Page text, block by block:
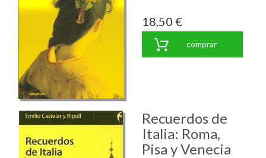
18,50 €
comprar
Recuerdos de
Italia: Roma,
Pisa y Venecia